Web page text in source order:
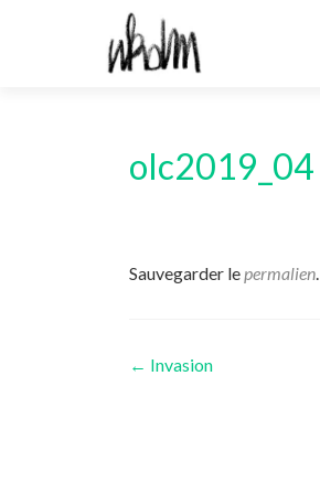
olc2019_04
Sauvegarder lepermalien.
Navigation
← Invasion